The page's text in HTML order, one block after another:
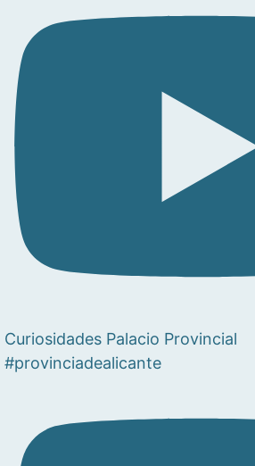
Curiosidades Palacio Provincial
#provinciadealicante